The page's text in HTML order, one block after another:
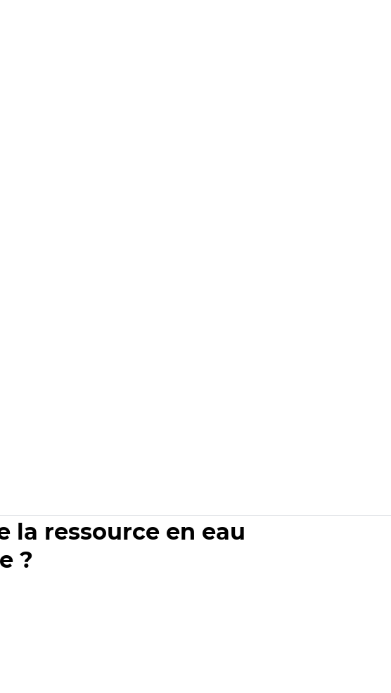
la ressource en eau
?